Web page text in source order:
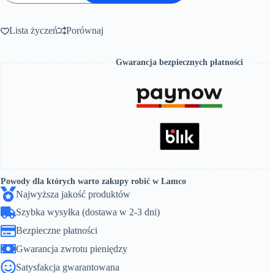
170X110
Z
OBUDOWĄ
SYFON
LAMINART
Lista życzeń Porównaj
Gwarancja bezpiecznych płatności
Powody dla których warto zakupy robić w Lamco
Najwyższa jakość produktów
Szybka wysyłka (dostawa w 2-3 dni)
Bezpieczne płatności
Gwarancja zwrotu pieniędzy
Satysfakcja gwarantowana